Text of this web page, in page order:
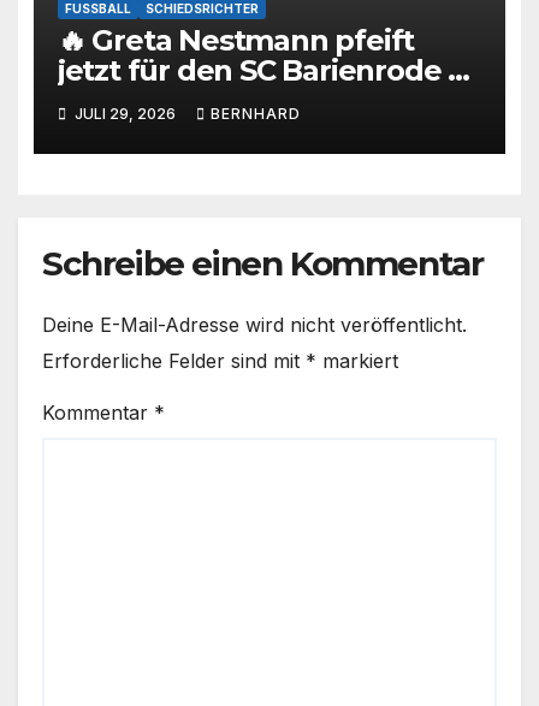
FUSSBALL SCHIEDSRICHTER
🔥 Greta Nestmann pfeift
jetzt für den SC Barienrode –
unsere jüngste
Schiedsrichterin hat die
Prüfung bestanden! 💙🤍⚽
JULI 29, 2026 BERNHARD
Schreibe einen Kommentar
Deine E-Mail-Adresse wird nicht veröffentlicht.
Erforderliche Felder sind mit * markiert
Kommentar *